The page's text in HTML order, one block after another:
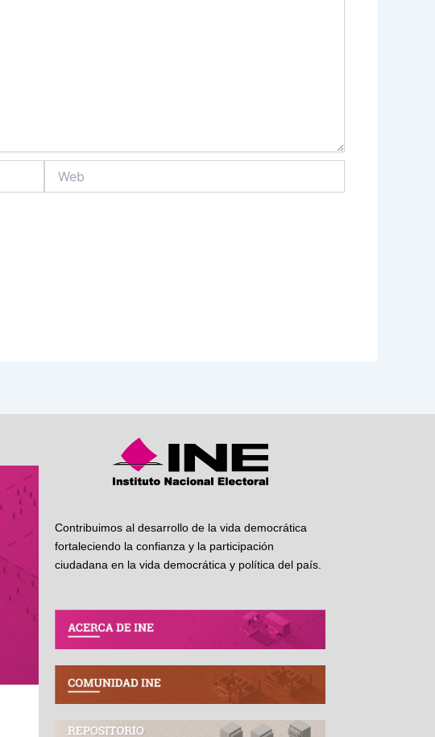
Contribuimos al desarrollo de la vida democrática
fortaleciendo la confianza y la participación
ciudadana en la vida democrática y política del país.